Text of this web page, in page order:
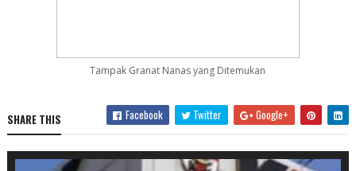
Tampak Granat Nanas yang Ditemukan
SHARE THIS Facebook Twitter Google+